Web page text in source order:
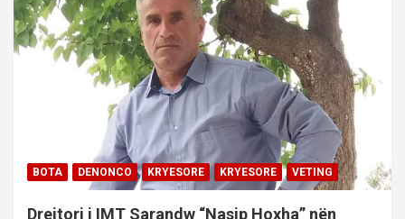
BOTA DENONCO KRYESORE KRYESORE VETING
Drejtori i IMT Sarandw “Nasip Hoxha” nën